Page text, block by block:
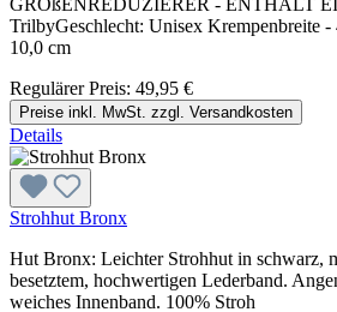
GRÖßENREDUZIERER - ENTHÄLT
TrilbyGeschlecht: Unisex Krempenbreite
10,0 cm
Regulärer Preis: 49,95 €
Preise inkl. MwSt. zzgl. Versandkosten
Details
Strohhut Bronx
Hut Bronx: Leichter Strohhut in schwarz,
besetztem, hochwertigen Lederband.
weiches Innenband. 100% Stroh